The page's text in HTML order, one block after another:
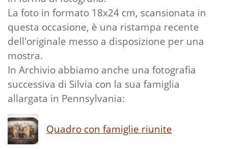
La foto in formato 18x24 cm, scansionata in
questa occasione, è una ristampa recente
dell'originale messo a disposizione per una
mostra.
In Archivio abbiamo anche una fotografia
successiva di Silvia con la sua famiglia
allargata in Pennsylvania:
Quadro con famiglie riunite